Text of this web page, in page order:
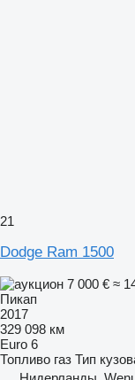
21
Dodge Ram 1500
7 000 € ≈
Пикап
2017
329 098 км
Euro 6
Топливо газ Тип